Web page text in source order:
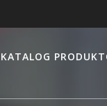
KATALOG